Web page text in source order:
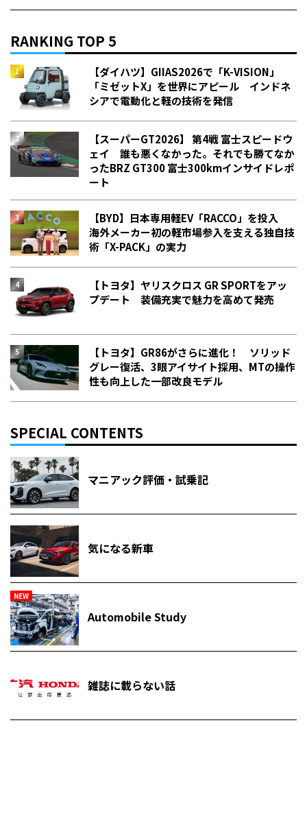
RANKING TOP 5
【ダイハツ】GIIAS2026で「K-VISION」
「ミゼットX」を世界にアピール インドネ
シアで電動化と軽の技術を発信
【スーパーGT2026】 第4戦 富士スピードウ
ェイ 誰も悪くなかった。それでも勝てなか
った――BRZ GT300 富士300kmインサイドレポ
ート
【BYD】日本専用軽EV「RACCO」を投入
海外メーカー初の軽市場参入を支える独自技
術「X-PACK」の実力
【トヨタ】ヤリスクロス GR SPORTをアッ
プデート 装備充実で魅力を高めて発売
【トヨタ】GR86がさらに進化！ ソリッド
グレー復活、3眼アイサイト採用、MTの操作
性も向上した一部改良モデル
SPECIAL CONTENTS
マニアック評価・試乗記
気になる新車
NEW
Automobile Study
雑誌に載らない話